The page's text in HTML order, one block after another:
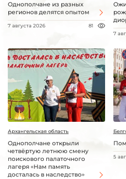
Однополчане из разных
регионов делятся опытом
7 августа 2026 81
7
Архангельская область
Однополчане открыли
четвёртую летнюю смену
поискового палаточного
лагеря «Нам память
досталась в наследство»
5